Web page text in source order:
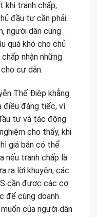
khi tranh chấp,
đầu tư cần phải
người dân cũng
quá khó cho chủ
nhận những
cư dân.
Thế Điệp khẳng
điều đáng tiếc, vì
tư và tác động
cho thấy, khi
giá bán có thể
nếu tranh chấp là
ra lời khuyên, các
cần được các cơ
để cùng doanh
của người dân